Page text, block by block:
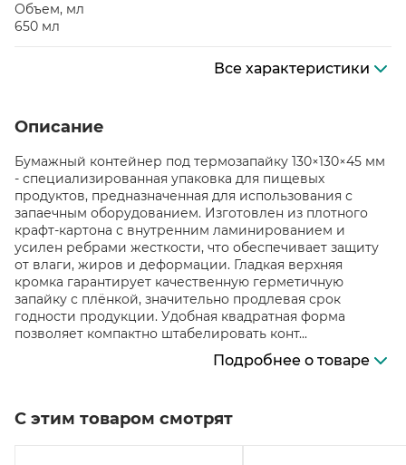
Объем, мл
650 мл
Все характеристики
Описание
Бумажный контейнер под термозапайку 130×130×45 мм
- специализированная упаковка для пищевых
продуктов, предназначенная для использования с
запаечным оборудованием. Изготовлен из плотного
крафт-картона с внутренним ламинированием и
усилен ребрами жесткости, что обеспечивает защиту
от влаги, жиров и деформации. Гладкая верхняя
кромка гарантирует качественную герметичную
запайку с плёнкой, значительно продлевая срок
годности продукции. Удобная квадратная форма
позволяет компактно штабелировать конт...
Подробнее о товаре
С этим товаром смотрят